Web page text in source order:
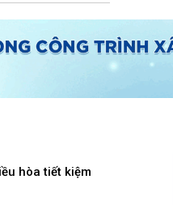
hòa tiết kiệm